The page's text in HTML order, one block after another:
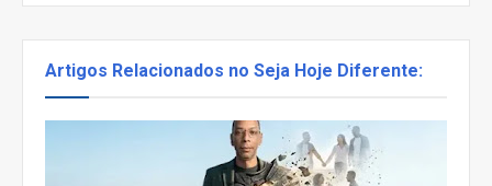
Artigos Relacionados no Seja Hoje Diferente: